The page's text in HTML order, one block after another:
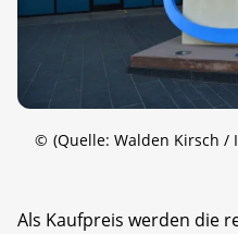
© (Quelle: Walden Kirsch /
Als Kaufpreis werden die